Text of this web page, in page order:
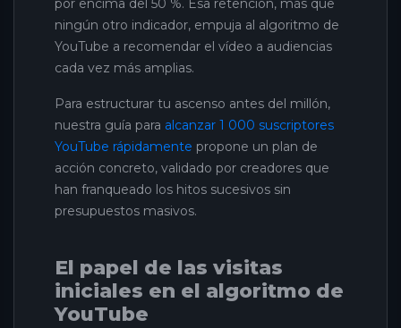
por encima del 50 %. Esa retención, más que
ningún otro indicador, empuja al algoritmo de
YouTube a recomendar el vídeo a audiencias
cada vez más amplias.
Para estructurar tu ascenso antes del millón,
nuestra guía para alcanzar 1 000 suscriptores
YouTube rápidamente propone un plan de
acción concreto, validado por creadores que
han franqueado los hitos sucesivos sin
presupuestos masivos.
El papel de las visitas
iniciales en el algoritmo de
YouTube